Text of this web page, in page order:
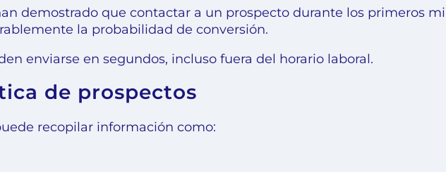
demostrado que contactar a un prospecto durante los primeros
la probabilidad de conversión.
enviarse en segundos, incluso fuera del horario laboral.
de prospectos
recopilar información como: